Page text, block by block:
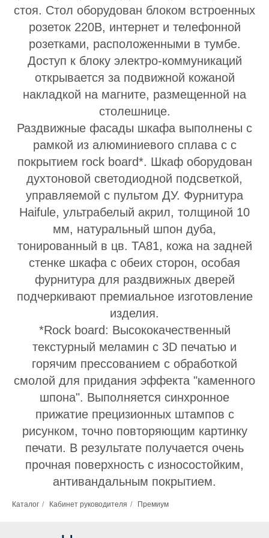
стоя. Стол оборудован блоком встроенных
розеток 220В, интернет и телефонной
розетками, расположенными в тумбе.
Доступ к блоку электро-коммуникаций
открывается за подвижной кожаной
накладкой на магните, размещенной на
столешнице.
Раздвижные фасады шкафа выполнены с
рамкой из алюминиевого сплава с с
покрытием rock board*. Шкаф оборудован
духтоновой светодиодной подсветкой,
управляемой с пультом ДУ. Фурнитура
Haifule, ультрабелый акрил, толщиной 10
мм, натуральный шпон дуба,
тонированный в цв. TA81, кожа на задней
стенке шкафа с обеих сторон, особая
фурнитура для раздвижных дверей
подчеркивают премиальное изготовление
изделия.
*Rock board: Высококачественный
текстурный меламин с 3D печатью и
горячим прессованием с обработкой
смолой для придания эффекта "каменного
шпона". Выполняется синхронное
прижатие прецизионных штампов с
рисунком, точно повторяющим картинку
печати. В результате получается очень
прочная поверхность с износостойким,
антивандальным покрытием.
Каталог / Кабинет руководителя / Премиум